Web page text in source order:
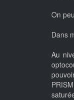
On
Dans
Au